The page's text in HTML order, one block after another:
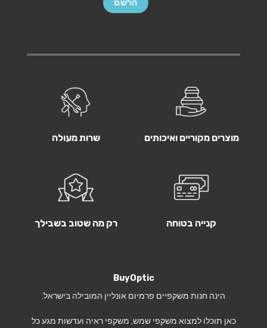
מוצרים מקוריים ואיכותים שרות מעולה
קנייה בטוחה רק מה שטוב בשבילך
BuyOptic
הינה חנות משקפיים פרמיום אונליין המובילה בישראל.
כאן תוכלו למצוא משקפי שמש, משקפי ראיה ועדשות מגע כל